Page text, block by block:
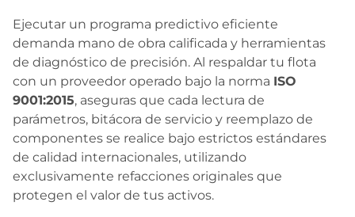
Ejecutar un programa predictivo eficiente
demanda mano de obra calificada y herramientas
de diagnóstico de precisión. Al respaldar tu flota
con un proveedor operado bajo la norma ISO
9001:2015, aseguras que cada lectura de
parámetros, bitácora de servicio y reemplazo de
componentes se realice bajo estrictos estándares
de calidad internacionales, utilizando
exclusivamente refacciones originales que
protegen el valor de tus activos.